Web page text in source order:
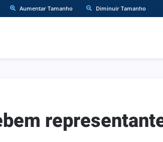
Aumentar Tamanho Diminuir Tamanho